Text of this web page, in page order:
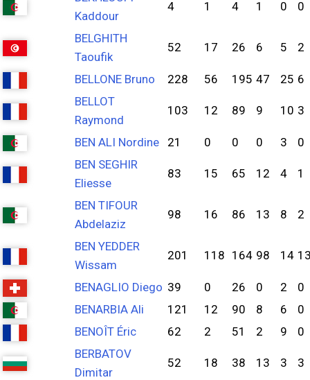
Kaddour
4 1 4 1 0 0
BELGHITH
Taoufik
52 17 26 6 5 2
BELLONE Bruno 228 56 195 47 25 6
BELLOT
Raymond
103 12 89 9 10 3
BEN ALI Nordine 21 0 0 0 3
0
BEN SEGHIR
Eliesse
83 15 65 12 4 1
BEN TIFOUR
Abdelaziz
98 16 86 13 8 2
BEN YEDDER
Wissam
201 118 164 98 14
BENAGLIO Diego 39 0 26 0 2
0
BENARBIA Ali
121 12 90 8 6
0
BENOÎT Éric
62 2 51 2 9
0
BERBATOV
Dimitar
52 18 38 13 3 3